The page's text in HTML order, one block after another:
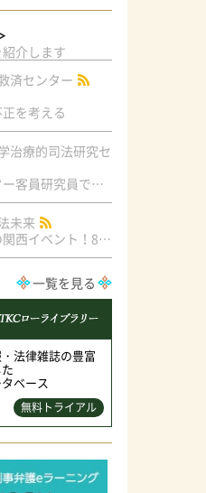
介します
済センター
を考える
治療的司法研究セ
治療的司法研究センター客員研究員で元・弁護士の菅原直美氏の論文が公刊されました
未来
ツミナハナシ初めての関西イベント！8/17（月）＠梅田ラテラル
一覧を見る
法律雑誌の豊富
ベース
無料トライアル